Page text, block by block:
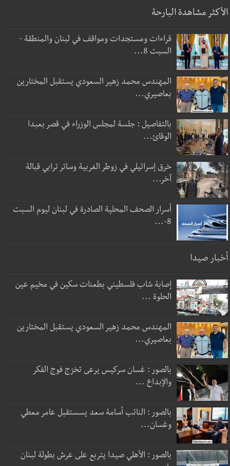
الأكثر مشاهدة البارحة
قراءات ومستجدات ومواقف في لبنان والمنطقة -
السبت 8...
المهندس محمد زهير السعودي يستقبل المختارين
بعاصيري...
بالتفاصيل : جلسة لمجلس الوزراء في قصر بعبدا
الوقائ...
خرق إسرائيلي في زوطر الغربية وساتر ترابي قبالة
آخر...
أسرار الصحف المحلية الصادرة في لبنان ليوم السبت
8-...
أخبار صيدا
إصابة شاب فلسطيني بطعنات سكين في مخيم عين
الحلوة ...
المهندس محمد زهير السعودي يستقبل المختارين
بعاصيري...
بالصور : غسان سركيس يرعى تخرّج فوج الفكر
والإبداع ...
بالصور : النائب أسامة سعد يسستقبل عامر معطي
وغسان...
بالصور : الأهلي صيدا يتربع على عرش بطولة لبنان